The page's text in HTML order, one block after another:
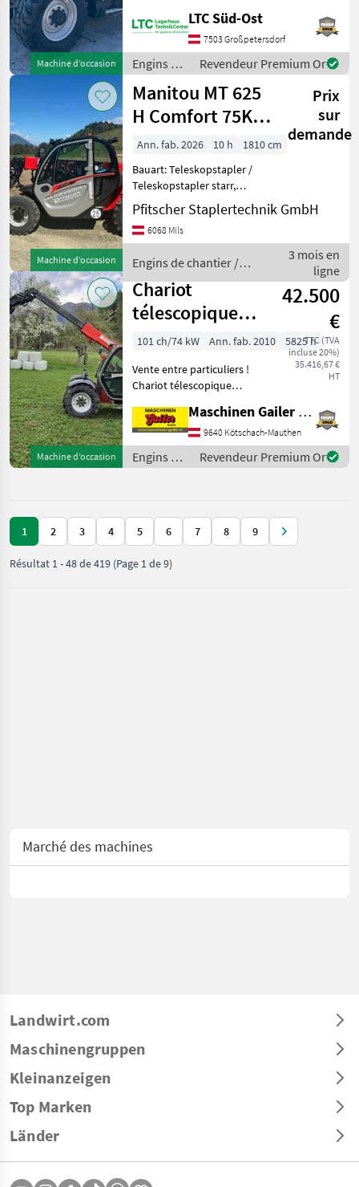
Machine d’occasion
MAN00000C01059872; Art
der Lenkung: Zweirad,
Vierrad, Hundegang;
Masttyp: Duplex;
Differenzialspe
LTC Süd-Ost
7503 Großpetersdorf
Engins de
chantier /
Manitou
Revendeur Premium Or
Machine d’occasion
Manitou MT 625
H Comfort 75K
ST5
Prix
sur
demande
Ann. fab. 2026 10 h
1810 cm
Bauart: Teleskopstapler /
Teleskopstapler starr,
Tragkraft: 2500kg, Hubhöhe:
5850mm, Bauhöhe:
1960mm, Gabellänge:
Bj. 2026 12V , Bereifung
Pfitscher Staplertechnik GmbH
6068 Mils
Engins de chantier /
Manitou
3 mois en
ligne
Machine d’occasion
Chariot
télescopique
Manitou MLT
627T Turbo en
bon état
42.500
€
TTC (TVA
incluse 20%)
35.416,67 €
HT
101 ch/74 kW Ann. fab. 2010
5825 h
Vente entre particuliers !
Chariot télescopique
d'occasion, dans la
configuration suivante : *
Hauteur de levage max. : 5,
5 m * Poids à vide
Maschinen Gailer GmbH
9640 Kötschach-Mauthen
Engins de
chantier /
Revendeur Premium Or
1 2 3 4 5 6 7 8 9
Résultat 1-48de419 (Page 1 de 9)
Marché des machines
Landwirt.com
Maschinengruppen
Kleinanzeigen
Top Marken
Länder